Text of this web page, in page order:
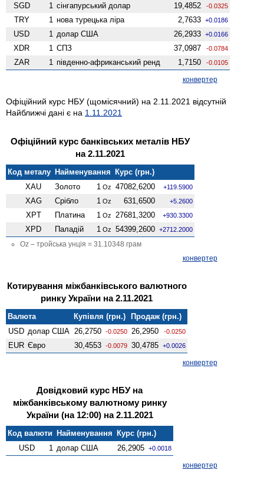
SGD 1 сінгапурський долар 19,4852 -0.0325
TRY 1 нова турецька ліра 2,7633 +0.0186
USD 1 долар США 26,2933 +0.0166
XDR 1 СПЗ 37,0987 -0.0784
ZAR 1 південно-африканський ренд 1,7150 -0.0105
конвертер
Офіційний курс НБУ (щомісячний) на 2.11.2021 відсутній
Найближчі дані є на 1.11.2021
Офіційний курс банківських металів НБУ
на 2.11.2021
Код металу Найменування Курс (грн.)
XAU
Золото 1 Oz 47082,6200 +119.5900
XAG Срібло 1 Oz 631,6500 +5.2600
XPT Платина 1 Oz 27681,3200 +930.3300
XPD Паладій 1 Oz 54399,2600 +2712.2000
Oz – тройська унція = 31.10348 грам
конвертер
Котирування міжбанківського валютного
ринку України на 2.11.2021
Валюта Купівля (грн.)
Продаж (грн.)
USD долар США 26,2750 -0.0250 26,2950 -0.0250
EUR Євро 30,4553 -0.0079 30,4785 +0.0026
конвертер
Довідковий курс НБУ на
міжбанківському валютному ринку
України (на 12:00) на 2.11.2021
Код валюти Найменування Курс (грн.)
USD
1 долар США 26,2905 +0.0018
конвертер